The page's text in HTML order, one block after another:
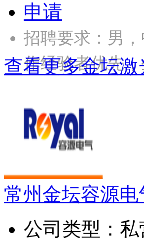
申请
招聘要求：男
作经验者优先
查看更多金坛
常州金坛容源
公司类型： 私